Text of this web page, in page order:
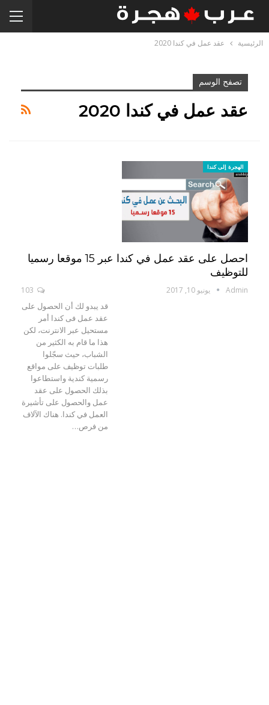
الرئيسية عقد عمل في كندا 2020
تصفح الوسم
عقد عمل في كندا 2020
الهجرة إلى كندا
احصل على عقد عمل في كندا عبر 15 موقعا رسميا
للتوظيف
Admin يونيو 10, 2017
قد يبدو لك أن الحصول على
عقد عمل فى كندا أمر
مستحيل عبر الانترنت، لكن
هذا ما قام به الكثير من
الشباب، حيث سجّلوا
طلبات توظيف على مواقع
رسمية كندية واستطاعوا
بذلك الحصول على عقد
عمل والحصول على تأشيرة
العمل في كندا. هناك الآلاف
من فرص…